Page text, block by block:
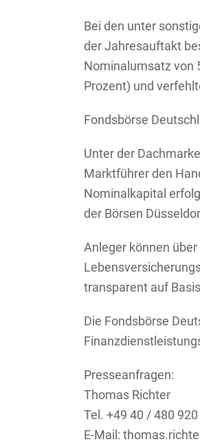
Bei den unter
der Jahresauftakt
Nominalumsatz von
Prozent) und
Fondsbörse
Unter der
Marktführer den
Nominalkapital
der Börsen
Anleger können
transparent auf
Die Fondsbörse
Presseanfragen:
Thomas Richter
Tel. +49 40 / 480 920
E-Mail: